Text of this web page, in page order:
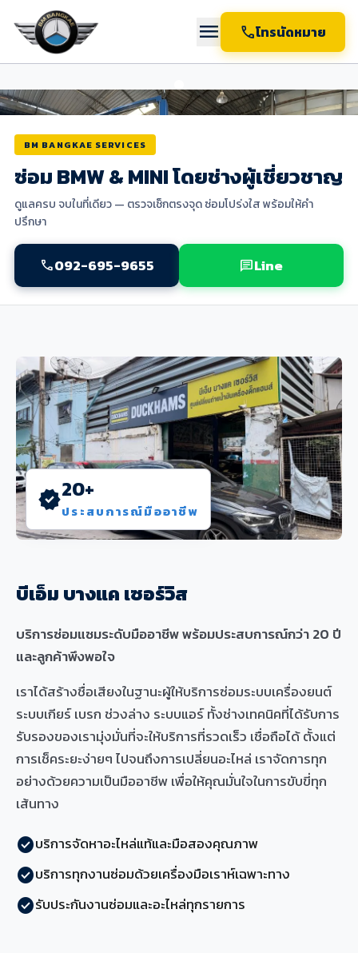
menu callโทรนัดหมาย
BM BANGKAE SERVICES
ซ่อม BMW & MINI โดยช่างผู้เชี่ยวชาญ
ดูแลครบ จบในที่เดียว — ตรวจเช็กตรงจุด ซ่อมโปร่งใส พร้อมให้คำ
ปรึกษา
call092-695-9655 chatLine
verified20+
ประสบการณ์มืออาชีพ
บีเอ็ม บางแค เซอร์วิส
บริการซ่อมแซมระดับมืออาชีพ พร้อมประสบการณ์กว่า 20 ปี
และลูกค้าพึงพอใจ
เราได้สร้างชื่อเสียงในฐานะผู้ให้บริการซ่อมระบบเครื่องยนต์
ระบบเกียร์ เบรก ช่วงล่าง ระบบแอร์ ทั้งช่างเทคนิคที่ได้รับการ
รับรองของเรามุ่งมั่นที่จะให้บริการที่รวดเร็ว เชื่อถือได้ ตั้งแต่
การเช็คระยะง่ายๆ ไปจนถึงการเปลี่ยนอะไหล่ เราจัดการทุก
อย่างด้วยความเป็นมืออาชีพ เพื่อให้คุณมั่นใจในการขับขี่ทุก
เส้นทาง
check_circleบริการจัดหาอะไหล่แท้และมือสองคุณภาพ
check_circleบริการทุกงานซ่อมด้วยเครื่องมือเราห์เฉพาะทาง
check_circleรับประกันงานซ่อมและอะไหล่ทุกรายการ